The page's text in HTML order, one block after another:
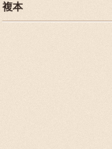
複本